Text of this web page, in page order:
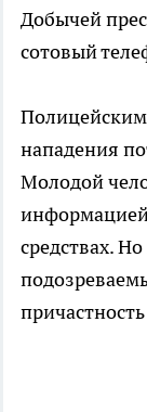
Добычей
сотовый
Полицейским
нападения
Молодой
средствах.